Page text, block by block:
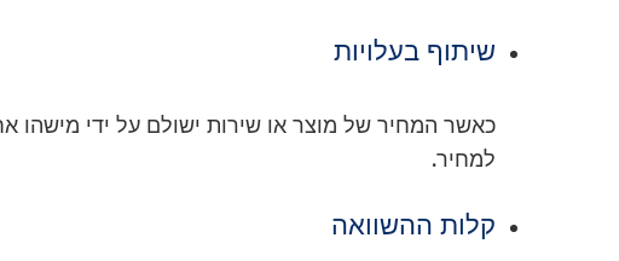
שיתוף בעלויות
כאשר המחיר של מוצר או שירות ישולם על ידי מישהו
למחיר.
קלות ההשוואה